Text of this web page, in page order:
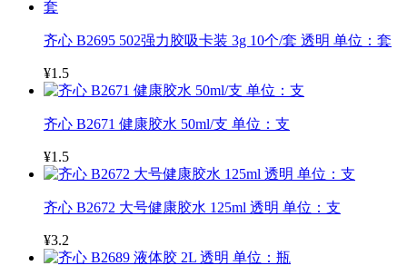
齐心 B2695 502强力胶吸卡装 3g 10个/套 透明 单位：套
¥1.5
齐心 B2671 健康胶水 50ml/支 单位：支
¥1.5
齐心 B2672 大号健康胶水 125ml 透明 单位：支
¥3.2